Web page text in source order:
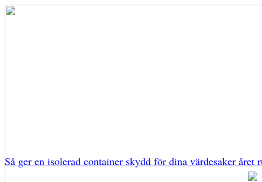
Så ger en isolerad container skydd för dina värdesaker året